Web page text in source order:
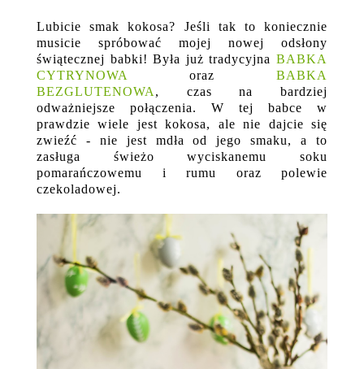
Lubicie smak kokosa? Jeśli tak to koniecznie
musicie spróbować mojej nowej odsłony
świątecznej babki! Była już tradycyjna BABKA
CYTRYNOWA
oraz BABKA
BEZGLUTENOWA , czas na bardziej
odważniejsze połączenia. W tej babce w
prawdzie wiele jest kokosa, ale nie dajcie się
zwieźć - nie jest mdła od jego smaku, a to
zasługa świeżo wyciskanemu soku
pomarańczowemu i rumu oraz polewie
czekoladowej.